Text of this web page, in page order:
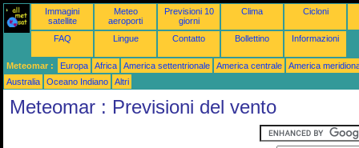
Immagini
satellite
Meteo
aeroporti
Previsioni 10
giorni
Clima Cicloni
FAQ Lingue Contatto Bollettino Informazioni
Meteomar : Europa Africa America settentrionale America centrale
America
Australia
Oceano Indiano Altri
Meteomar : Previsioni del vento